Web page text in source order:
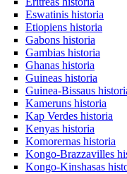
Eswatinis historia
Etiopiens historia
Gabons historia
Gambias historia
Ghanas historia
Guineas historia
Guinea-Bissaus
Kameruns historia
Kap Verdes historia
Kenyas historia
Komorernas historia
Kongo-Brazzavilles
Kongo-Kinshasas